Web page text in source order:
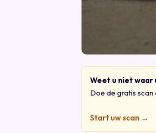
Weet u niet waar
Doe de gratis scan
Start uw scan →